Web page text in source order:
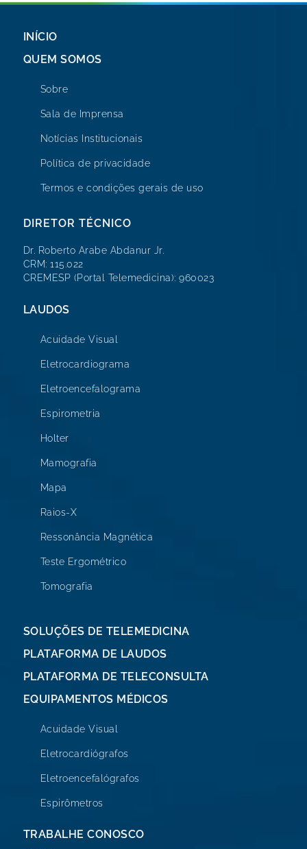
INÍCIO
QUEM SOMOS
Sobre
Sala de Imprensa
Notícias Institucionais
Política de privacidade
Termos e condições gerais de uso
DIRETOR TÉCNICO
Dr. Roberto Arabe Abdanur Jr.
CRM: 115.022
CREMESP (Portal Telemedicina): 960023
LAUDOS
Acuidade Visual
Eletrocardiograma
Eletroencefalograma
Espirometria
Holter
Mamografia
Mapa
Raios-X
Ressonância Magnética
Teste Ergométrico
Tomografia
SOLUÇÕES DE TELEMEDICINA
PLATAFORMA DE LAUDOS
PLATAFORMA DE TELECONSULTA
EQUIPAMENTOS MÉDICOS
Acuidade Visual
Eletrocardiógrafos
Eletroencefalógrafos
Espirômetros
TRABALHE CONOSCO